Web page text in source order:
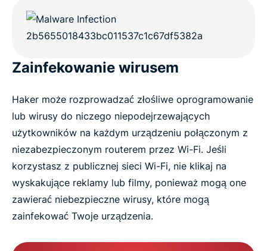
Zainfekowanie wirusem
Haker może rozprowadzać złośliwe oprogramowanie
lub wirusy do niczego niepodejrzewających
użytkowników na każdym urządzeniu połączonym z
niezabezpieczonym routerem przez Wi-Fi. Jeśli
korzystasz z publicznej sieci Wi-Fi, nie klikaj na
wyskakujące reklamy lub filmy, ponieważ mogą one
zawierać niebezpieczne wirusy, które mogą
zainfekować Twoje urządzenia.